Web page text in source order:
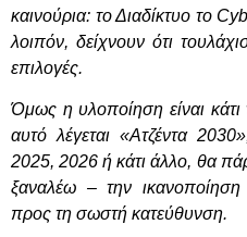
καινούρια: το Διαδίκτυο το C
λοιπόν, δείχνουν ότι
επιλογές.
Όμως η υλοποίηση είναι κάτι
αυτό λέγεται «Ατζέντα
2025, 2026 ή κάτι άλλο, θα
ξαναλέω – την
προς τη σωστή κατεύθυνση.